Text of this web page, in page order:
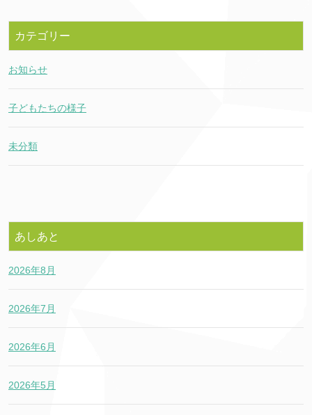
カテゴリー
お知らせ
子どもたちの様子
未分類
あしあと
2026年8月
2026年7月
2026年6月
2026年5月